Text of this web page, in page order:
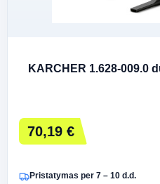
KARCHER 1.628-009.0
70,19 €
Pristatymas per 7 – 10 d.d.